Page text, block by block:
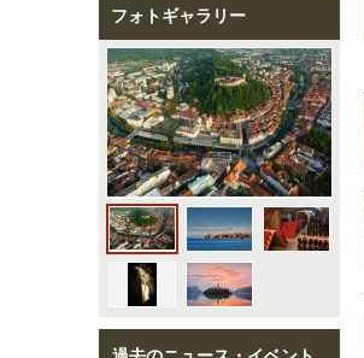
フォトギャラリー